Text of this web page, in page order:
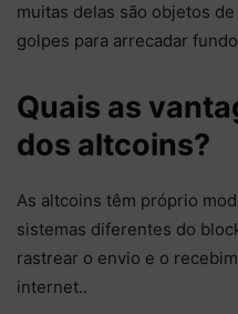
muitas delas são objetos
golpes para arrecadar
Quais as
dos altcoins?
As altcoins têm próprio
sistemas diferentes do
rastrear o envio e o
internet..